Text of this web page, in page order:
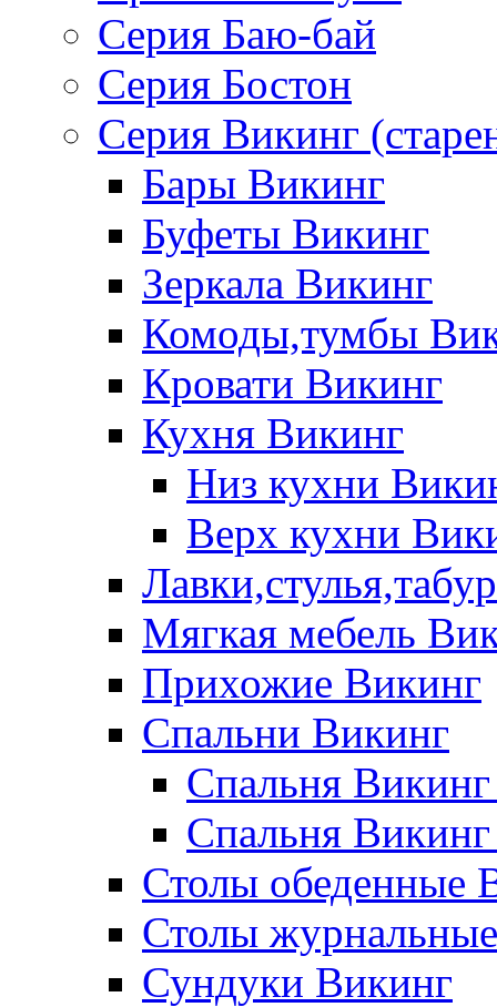
Серия Баю-бай
Серия Бостон
Серия Викинг
Бары Викинг
Буфеты Викинг
Зеркала Викинг
Комоды,тумбы
Кровати Викинг
Кухня Викинг
Низ кухни
Верх кухни
Мягкая мебель
Прихожие Викинг
Спальни Викинг
Спальня
Спальня
Столы обеденные
Столы
Сундуки Викинг